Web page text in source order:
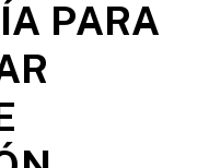
PARA